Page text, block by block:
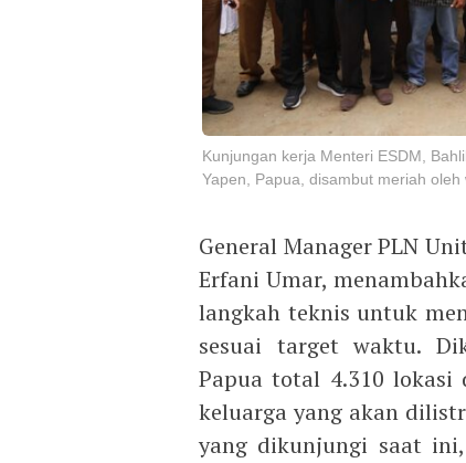
Kunjungan kerja Menteri ESDM,
Yapen, Papua, disambut meriah
General Manager PLN
Erfani Umar,
langkah teknis untuk
sesuai target waktu.
Papua total 4.310 lokasi
keluarga yang akan
yang dikunjungi saat